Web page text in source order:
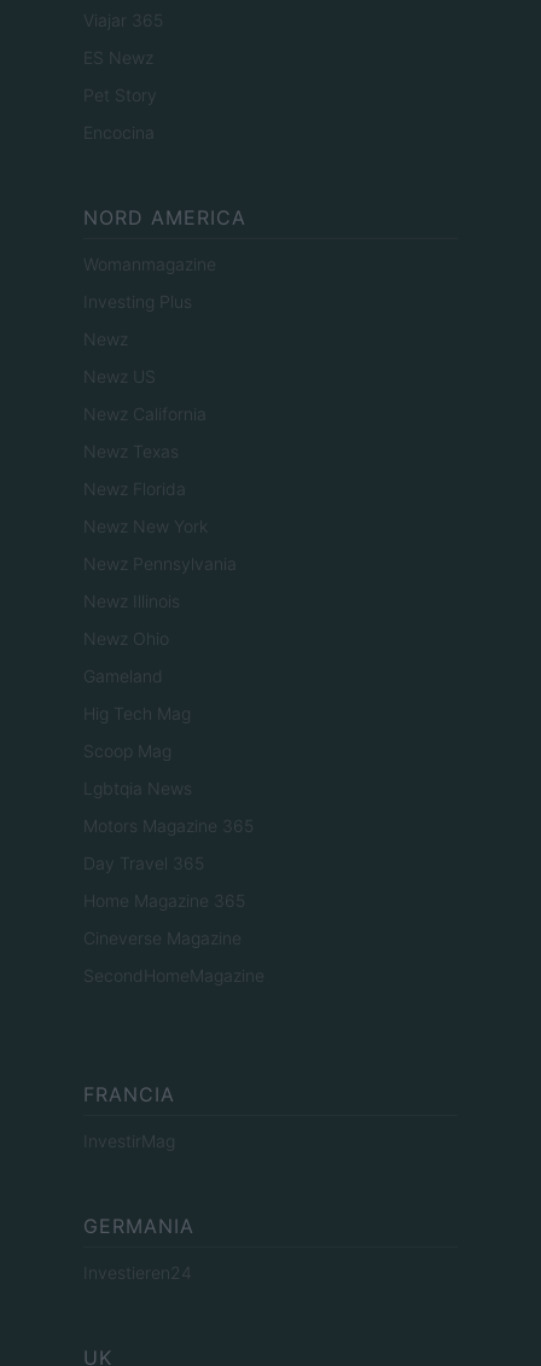
Viajar 365
ES Newz
Pet Story
Encocina
NORD AMERICA
Womanmagazine
Investing Plus
Newz
Newz US
Newz California
Newz Texas
Newz Florida
Newz New York
Newz Pennsylvania
Newz Illinois
Newz Ohio
Gameland
Hig Tech Mag
Scoop Mag
Lgbtqia News
Motors Magazine 365
Day Travel 365
Home Magazine 365
Cineverse Magazine
SecondHomeMagazine
FRANCIA
InvestirMag
GERMANIA
Investieren24
UK